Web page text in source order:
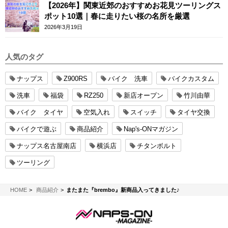
【2026年】関東近郊のおすすめお花見ツーリングス
ポット10選｜春に走りたい桜の名所を厳選
2026年3月19日
人気のタグ
ナップス Z900RS バイク 洗車 バイクカスタム
洗車 福袋 RZ250 新店オープン 竹川由華
バイク タイヤ 空気入れ スイッチ タイヤ交換
バイクで遊ぶ 商品紹介 Nap's-ONマガジン
ナップス名古屋南店 横浜店 チタンボルト
ツーリング
HOMENAPS-ON マガジン
商品紹介 またまた『brembo』新商品入ってきました♪